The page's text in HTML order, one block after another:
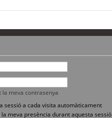
la meva contrasenya
sessió a cada visita automàticament
la meva presència durant aquesta sessió